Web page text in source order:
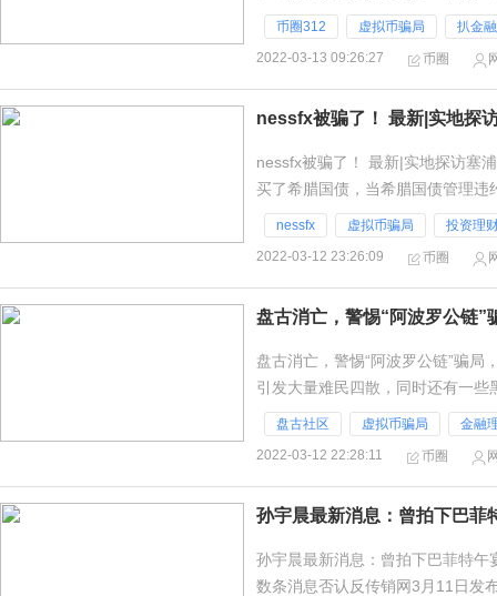
般的存在。不能随着时间的消逝而
币圈312 虚拟币骗局
扒金
2022-03-13 09:26:27
币圈
nessfx被骗了！ 最新|实地探
nessfx被骗了！ 最新|实地探访塞
买了希腊国债，当希腊国债管理
产总值的30%，塞国国内
nessfx 虚拟币骗局
投资理
2022-03-12 23:26:09
币圈
盘古消亡，警惕“阿波罗公链”
盘古消亡，警惕“阿波罗公链”骗
引发大量难民四散，同时还有一
或许至今仍心存侥幸，深陷其中，
盘古社区 虚拟币骗局
金融
2022-03-12 22:28:11
币圈
孙宇晨最新消息：曾拍下巴菲特
数条消息否认反传销网3月11日发